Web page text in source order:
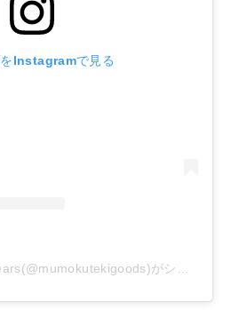
Instagramで見る